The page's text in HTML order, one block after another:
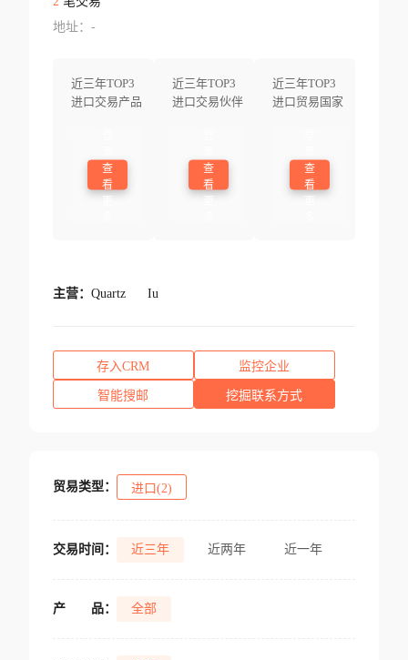
地址：-
近三年TOP3
进口交易产品
查
看
近三年TOP3
进口交易伙伴
查
看
近三年TOP3
进口贸易国家
查
看
主营： Quartz Iu
存入CRM 监控企业
智能搜邮 挖掘联系方式
贸易类型： 进口(2)
交易时间： 近三年 近两年 近一年
产 品： 全部